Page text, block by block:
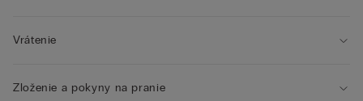
Vrátenie
Zloženie a pokyny na pranie